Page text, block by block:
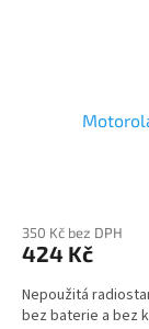
350 Kč bez DPH
424 Kč
Nepoužitá
bez baterie a bez